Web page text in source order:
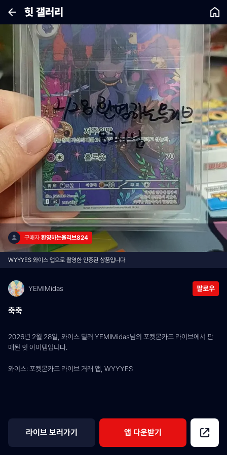
힛 갤러리
구매자 환영하는올리브824
WYYYES 와이스 앱으로 촬영한 인증된 상품입니다
YEMIMidas 팔로우
축축
2026년 2월 28일, 와이스 딜러 YEMIMidas님의 포켓몬카드 라이브에서 판
매된 힛 아이템입니다.
와이스: 포켓몬카드 라이브 거래 앱, WYYYES
라이브 보러가기 앱 다운받기